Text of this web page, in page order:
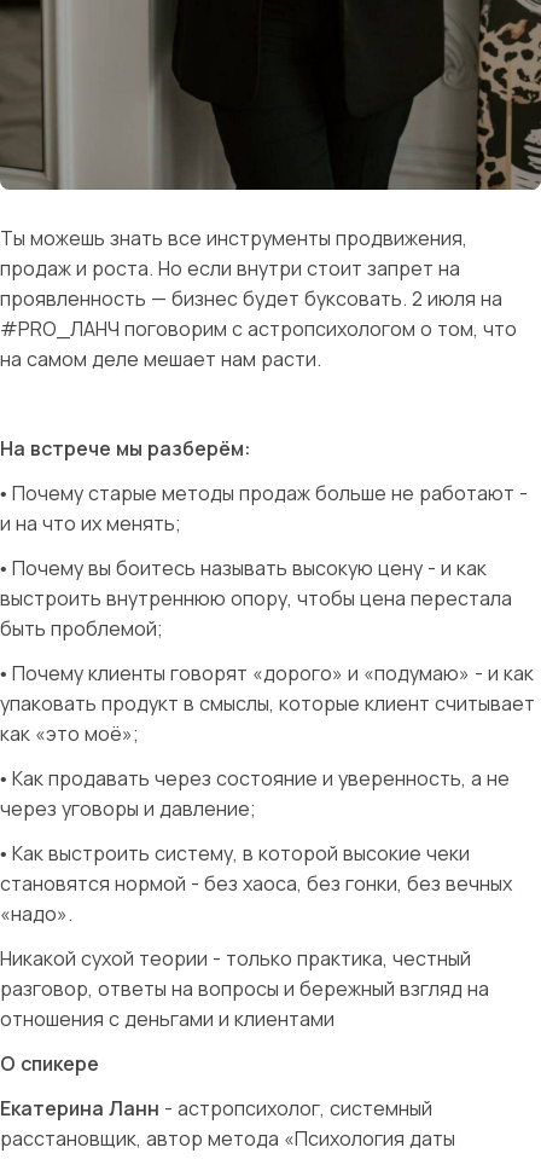
Ты можешь знать все инструменты продвижения,
продаж и роста. Но если внутри стоит запрет на
проявленность — бизнес будет буксовать. 2 июля на
#PRO_ЛАНЧ поговорим с астропсихологом о том, что
на самом деле мешает нам расти.
На встрече мы разберём:
• Почему старые методы продаж больше не работают -
и на что их менять;
• Почему вы боитесь называть высокую цену - и как
выстроить внутреннюю опору, чтобы цена перестала
быть проблемой;
• Почему клиенты говорят «дорого» и «подумаю» - и как
упаковать продукт в смыслы, которые клиент считывает
как «это моё»;
• Как продавать через состояние и уверенность, а не
через уговоры и давление;
• Как выстроить систему, в которой высокие чеки
становятся нормой - без хаоса, без гонки, без вечных
«надо».
Никакой сухой теории - только практика, честный
разговор, ответы на вопросы и бережный взгляд на
отношения с деньгами и клиентами
О спикере
Екатерина Ланн - астропсихолог, системный
расстановщик, автор метода «Психология даты